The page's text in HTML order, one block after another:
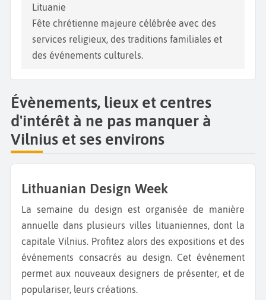
Lituanie
Fête chrétienne majeure célébrée avec des
services religieux, des traditions familiales et
des événements culturels.
Évènements, lieux et centres
d'intérêt à ne pas manquer à
Vilnius et ses environs
Lithuanian Design Week
La semaine du design est organisée de manière
annuelle dans plusieurs villes lituaniennes, dont la
capitale Vilnius. Profitez alors des expositions et des
événements consacrés au design. Cet événement
permet aux nouveaux designers de présenter, et de
populariser, leurs créations.